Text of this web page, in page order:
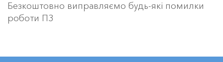
Безкоштовно виправляємо будь-які помилки
роботи ПЗ